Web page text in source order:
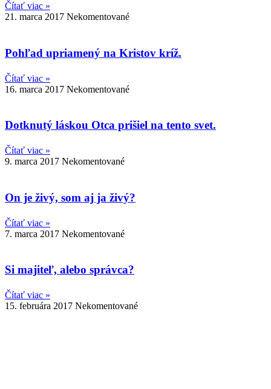
Čítať viac »
21. marca 2017 Nekomentované
Pohľad upriamený na Kristov kríž.
Čítať viac »
16. marca 2017 Nekomentované
Dotknutý láskou Otca prišiel na tento svet.
Čítať viac »
9. marca 2017 Nekomentované
On je živý, som aj ja živý?
Čítať viac »
7. marca 2017 Nekomentované
Si majiteľ, alebo správca?
Čítať viac »
15. februára 2017 Nekomentované